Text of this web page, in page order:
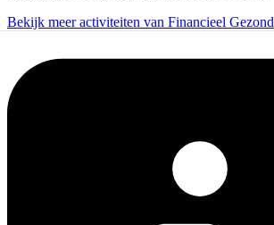
Bekijk meer activiteiten van Financieel Gezond